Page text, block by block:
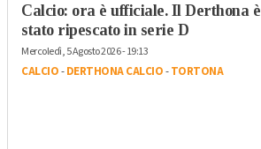
Calcio: ora è ufficiale. Il Derthona è
stato ripescato in serie D
Mercoledì, 5 Agosto 2026 - 19:13
CALCIO-DERTHONA CALCIO-TORTONA